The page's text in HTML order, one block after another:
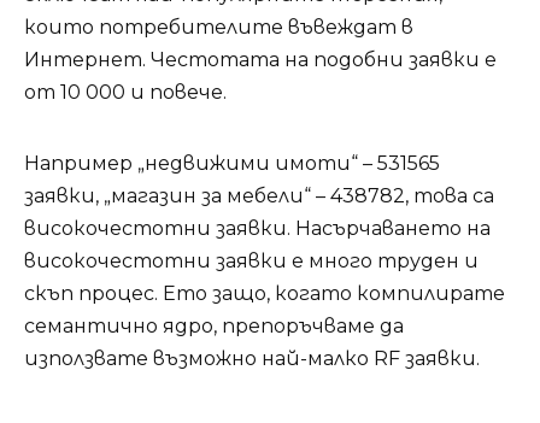
които потребителите въвеждат в
Интернет. Честотата на подобни заявки е
от 10 000 и повече.
Например „недвижими имоти“ – 531565
заявки, „магазин за мебели“ – 438782, това са
високочестотни заявки. Насърчаването на
високочестотни заявки е много труден и
скъп процес. Ето защо, когато компилирате
семантично ядро, препоръчваме да
използвате възможно най-малко RF заявки.